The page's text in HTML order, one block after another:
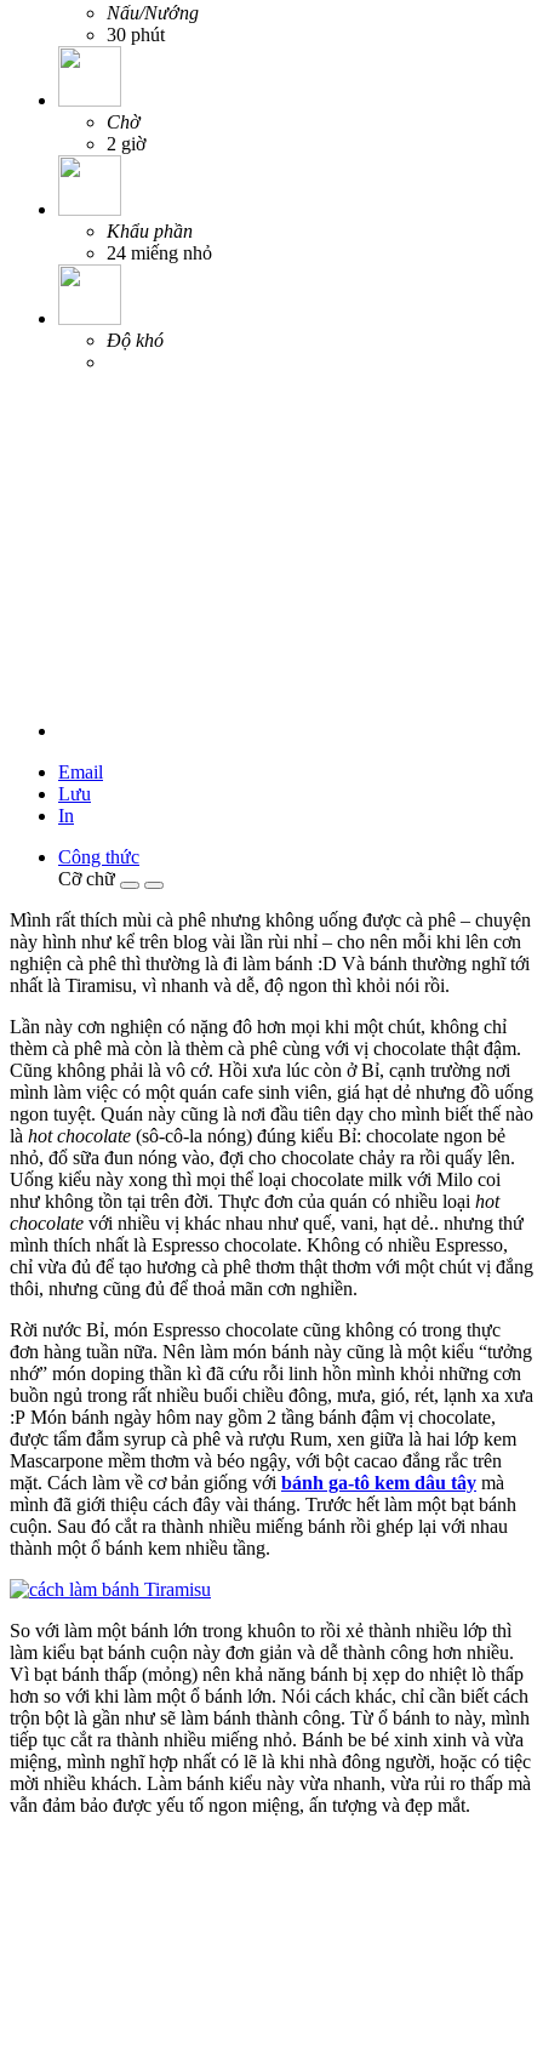
Nấu/Nướng
30 phút
Chờ
2 giờ
Khẩu phần
24 miếng nhỏ
Độ khó
Email
Lưu
In
Công thức
Cỡ chữ
Mình rất thích mùi cà phê nhưng không uống được cà phê – chuyện
này hình như kể trên blog vài lần rùi nhỉ – cho nên mỗi khi lên cơn
nghiện cà phê thì thường là đi làm bánh :D Và bánh thường nghĩ tới
nhất là Tiramisu, vì nhanh và dễ, độ ngon thì khỏi nói rồi.
Lần này cơn nghiện có nặng đô hơn mọi khi một chút, không chỉ
thèm cà phê mà còn là thèm cà phê cùng với vị chocolate thật đậm.
Cũng không phải là vô cớ. Hồi xưa lúc còn ở Bỉ, cạnh trường nơi
mình làm việc có một quán cafe sinh viên, giá hạt dẻ nhưng đồ uống
ngon tuyệt. Quán này cũng là nơi đầu tiên dạy cho mình biết thế nào
là hot chocolate (sô-cô-la nóng) đúng kiểu Bỉ: chocolate ngon bẻ
nhỏ, đổ sữa đun nóng vào, đợi cho chocolate chảy ra rồi quấy lên.
Uống kiểu này xong thì mọi thể loại chocolate milk với Milo coi
như không tồn tại trên đời. Thực đơn của quán có nhiều loại hot
chocolate với nhiều vị khác nhau như quế, vani, hạt dẻ.. nhưng thứ
mình thích nhất là Espresso chocolate. Không có nhiều Espresso,
chỉ vừa đủ để tạo hương cà phê thơm thật thơm với một chút vị đắng
thôi, nhưng cũng đủ để thoả mãn cơn nghiền.
Rời nước Bỉ, món Espresso chocolate cũng không có trong thực
đơn hàng tuần nữa. Nên làm món bánh này cũng là một kiểu “tưởng
nhớ” món doping thần kì đã cứu rỗi linh hồn mình khỏi những cơn
buồn ngủ trong rất nhiều buổi chiều đông, mưa, gió, rét, lạnh xa xưa
:P Món bánh ngày hôm nay gồm 2 tầng bánh đậm vị chocolate,
được tẩm đẫm syrup cà phê và rượu Rum, xen giữa là hai lớp kem
Mascarpone mềm thơm và béo ngậy, với bột cacao đắng rắc trên
mặt. Cách làm về cơ bản giống với bánh ga-tô kem dâu tây mà
mình đã giới thiệu cách đây vài tháng. Trước hết làm một bạt bánh
cuộn. Sau đó cắt ra thành nhiều miếng bánh rồi ghép lại với nhau
thành một ổ bánh kem nhiều tầng.
So với làm một bánh lớn trong khuôn to rồi xẻ thành nhiều lớp thì
làm kiểu bạt bánh cuộn này đơn giản và dễ thành công hơn nhiều.
Vì bạt bánh thấp (mỏng) nên khả năng bánh bị xẹp do nhiệt lò thấp
hơn so với khi làm một ổ bánh lớn. Nói cách khác, chỉ cần biết cách
trộn bột là gần như sẽ làm bánh thành công. Từ ổ bánh to này, mình
tiếp tục cắt ra thành nhiều miếng nhỏ. Bánh be bé xinh xinh và vừa
miệng, mình nghĩ hợp nhất có lẽ là khi nhà đông người, hoặc có tiệc
mời nhiều khách. Làm bánh kiểu này vừa nhanh, vừa rủi ro thấp mà
vẫn đảm bảo được yếu tố ngon miệng, ấn tượng và đẹp mắt.